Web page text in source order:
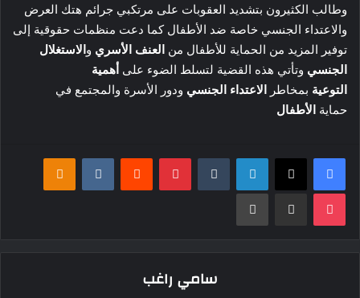
وطالب الكثيرون بتشديد العقوبات على مرتكبي جرائم هتك العرض
والاعتداء الجنسي خاصة ضد الأطفال كما دعت منظمات حقوقية إلى
توفير المزيد من الحماية للأطفال من العنف الأسري و الاستغلال
الجنسي وتأتي هذه القضية لتسلط الضوء على أهمية
التوعية بمخاطر الاعتداء الجنسي ودور الأسرة والمجتمع في
حماية الأطفال
فيسبوك ‫X لينكدإن بينتيريست
‫Pocket مشاركة عبر البريد طباعة
سامي راغب